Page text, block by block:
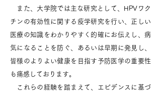
また、大学院では主な研究として、HPVワク
チンの有効性に関する疫学研究を行い、正しい
医療の知識をわかりやすく的確にお伝えし、病
気になることを防ぐ、あるいは早期に発見し、
皆様のよりよい健康を目指す予防医学の重要性
も痛感しております。
これらの経験を踏まえて、エビデンスに基づ